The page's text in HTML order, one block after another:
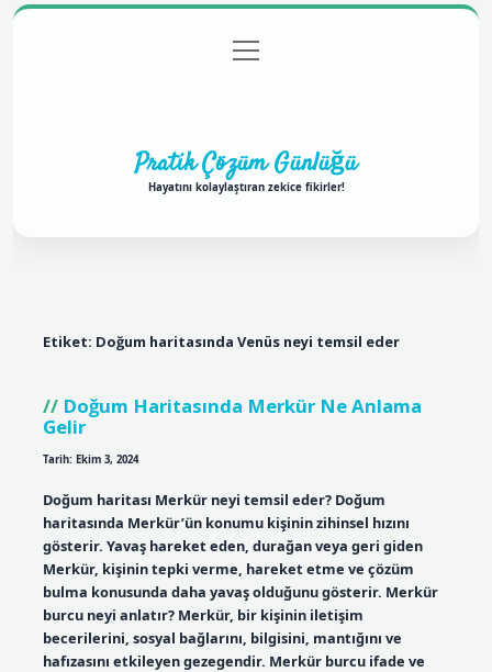
Gizlilik Politikası
menüyü
aç
Pratik Çözüm Günlüğü
Hayatını kolaylaştıran zekice fikirler!
Etiket: Doğum haritasında Venüs neyi temsil eder
Doğum Haritasında Merkür Ne Anlama
Gelir
Tarih: Ekim 3, 2024
Doğum haritası Merkür neyi temsil eder? Doğum
haritasında Merkür’ün konumu kişinin zihinsel hızını
gösterir. Yavaş hareket eden, durağan veya geri giden
Merkür, kişinin tepki verme, hareket etme ve çözüm
bulma konusunda daha yavaş olduğunu gösterir. Merkür
burcu neyi anlatır? Merkür, bir kişinin iletişim
becerilerini, sosyal bağlarını, bilgisini, mantığını ve
hafızasını etkileyen gezegendir. Merkür burcu ifade ve